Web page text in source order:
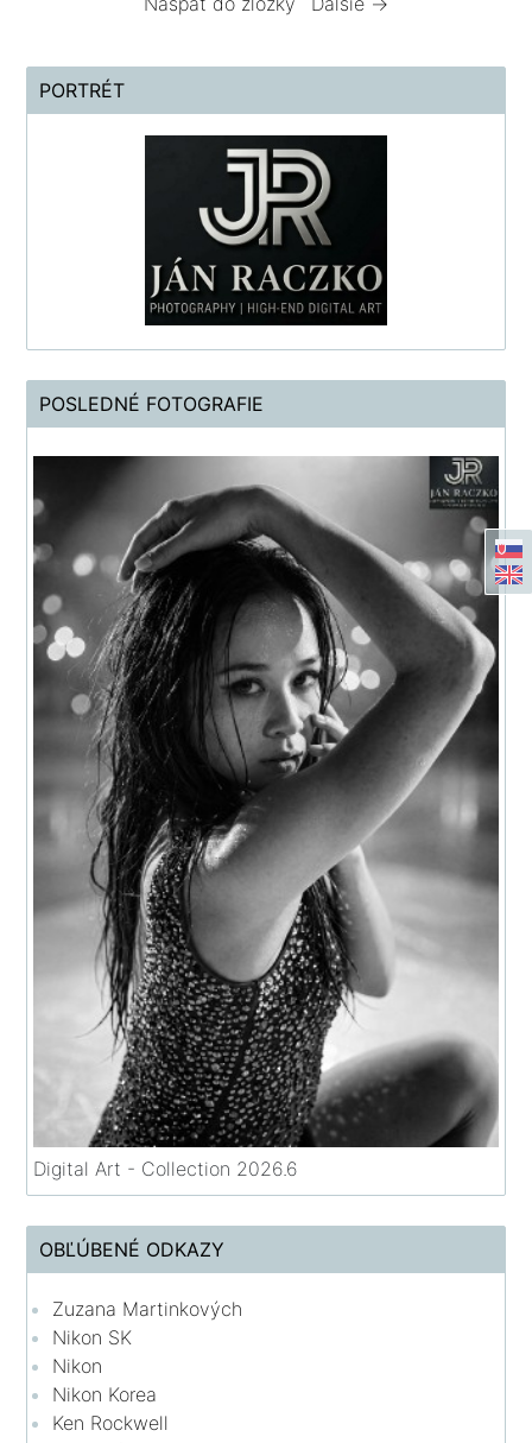
PORTRÉT
POSLEDNÉ FOTOGRAFIE
Digital Art - Collection 2026.6
OBĽÚBENÉ ODKAZY
Zuzana Martinkových
Nikon SK
Nikon
Nikon Korea
Ken Rockwell